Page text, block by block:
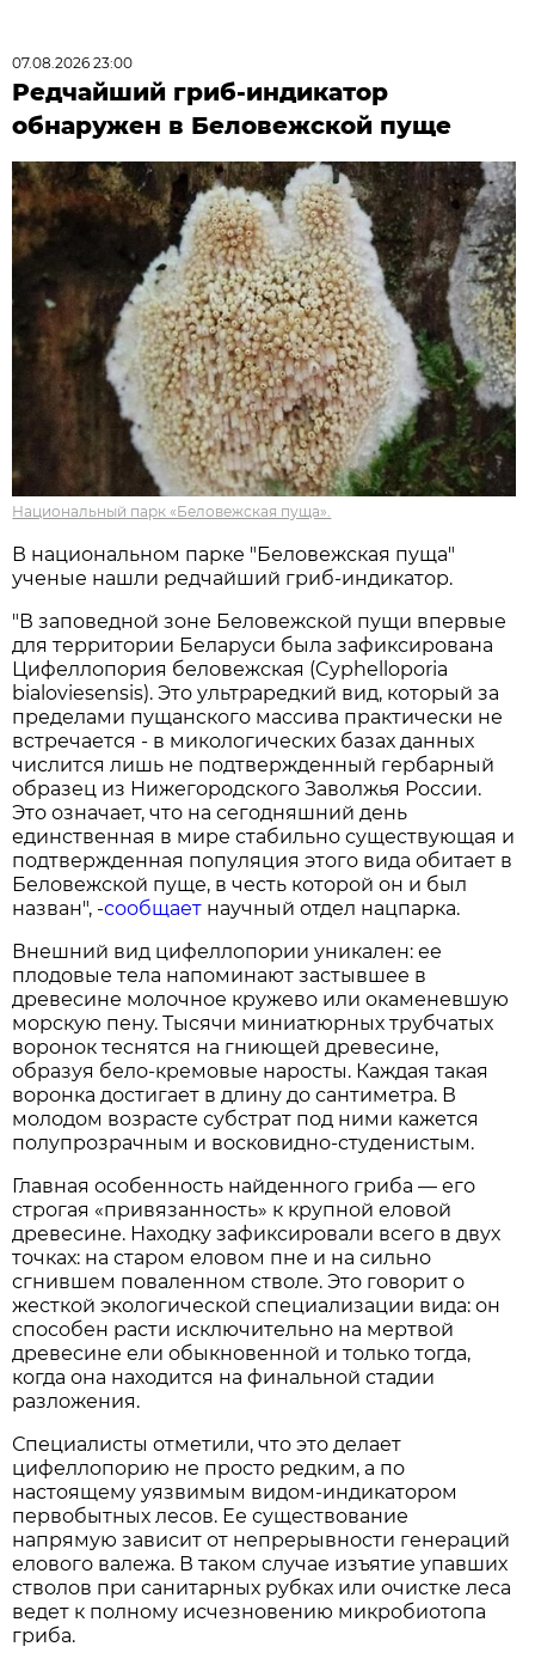
07.08.2026 23:00
Редчайший гриб-индикатор
обнаружен в Беловежской пуще
Национальный парк «Беловежская пуща».
В национальном парке "Беловежская пуща"
ученые нашли редчайший гриб-индикатор.
"В заповедной зоне Беловежской пущи впервые
для территории Беларуси была зафиксирована
Цифеллопория беловежская (Cyphelloporia
bialoviesensis). Это ультраредкий вид, который за
пределами пущанского массива практически не
встречается - в микологических базах данных
числится лишь не подтвержденный гербарный
образец из Нижегородского Заволжья России.
Это означает, что на сегодняшний день
единственная в мире стабильно существующая и
подтвержденная популяция этого вида обитает в
Беловежской пуще, в честь которой он и был
назван", -сообщает научный отдел нацпарка.
Внешний вид цифеллопории уникален: ее
плодовые тела напоминают застывшее в
древесине молочное кружево или окаменевшую
морскую пену. Тысячи миниатюрных трубчатых
воронок теснятся на гниющей древесине,
образуя бело-кремовые наросты. Каждая такая
воронка достигает в длину до сантиметра. В
молодом возрасте субстрат под ними кажется
полупрозрачным и восковидно-студенистым.
Главная особенность найденного гриба — его
строгая «привязанность» к крупной еловой
древесине. Находку зафиксировали всего в двух
точках: на старом еловом пне и на сильно
сгнившем поваленном стволе. Это говорит о
жесткой экологической специализации вида: он
способен расти исключительно на мертвой
древесине ели обыкновенной и только тогда,
когда она находится на финальной стадии
разложения.
Специалисты отметили, что это делает
цифеллопорию не просто редким, а по
настоящему уязвимым видом-индикатором
первобытных лесов. Ее существование
напрямую зависит от непрерывности генераций
елового валежа. В таком случае изъятие упавших
стволов при санитарных рубках или очистке леса
ведет к полному исчезновению микробиотопа
гриба.